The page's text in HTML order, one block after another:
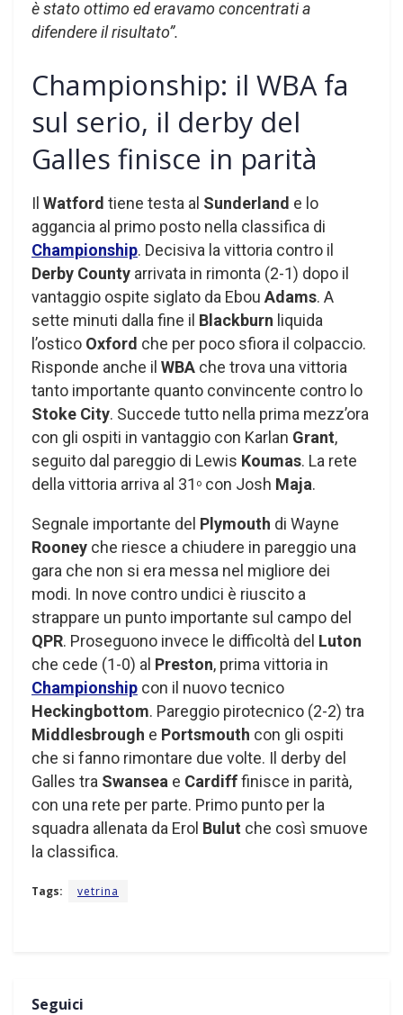
è stato ottimo ed eravamo concentrati a
difendere il risultato”.
Championship: il WBA fa
sul serio, il derby del
Galles finisce in parità
Il Watford tiene testa al Sunderland e lo
aggancia al primo posto nella classifica di
Championship. Decisiva la vittoria contro il
Derby County arrivata in rimonta (2-1) dopo il
vantaggio ospite siglato da Ebou Adams. A
sette minuti dalla fine il Blackburn liquida
l’ostico Oxford che per poco sfiora il colpaccio.
Risponde anche il WBA che trova una vittoria
tanto importante quanto convincente contro lo
Stoke City. Succede tutto nella prima mezz’ora
con gli ospiti in vantaggio con Karlan Grant,
seguito dal pareggio di Lewis Koumas. La rete
della vittoria arriva al 31 o con Josh Maja.
Segnale importante del Plymouth di Wayne
Rooney che riesce a chiudere in pareggio una
gara che non si era messa nel migliore dei
modi. In nove contro undici è riuscito a
strappare un punto importante sul campo del
QPR. Proseguono invece le difficoltà del Luton
che cede (1-0) al Preston, prima vittoria in
Championship con il nuovo tecnico
Heckingbottom. Pareggio pirotecnico (2-2) tra
Middlesbrough e Portsmouth con gli ospiti
che si fanno rimontare due volte. Il derby del
Galles tra Swansea e Cardifffinisce in parità,
con una rete per parte. Primo punto per la
squadra allenata da Erol Bulut che così smuove
la classifica.
Tags: vetrina
Seguici